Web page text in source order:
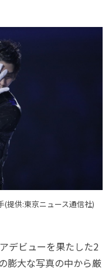
提供:東京ニュース通信社)
デビューを果たした2
膨大な写真の中から厳